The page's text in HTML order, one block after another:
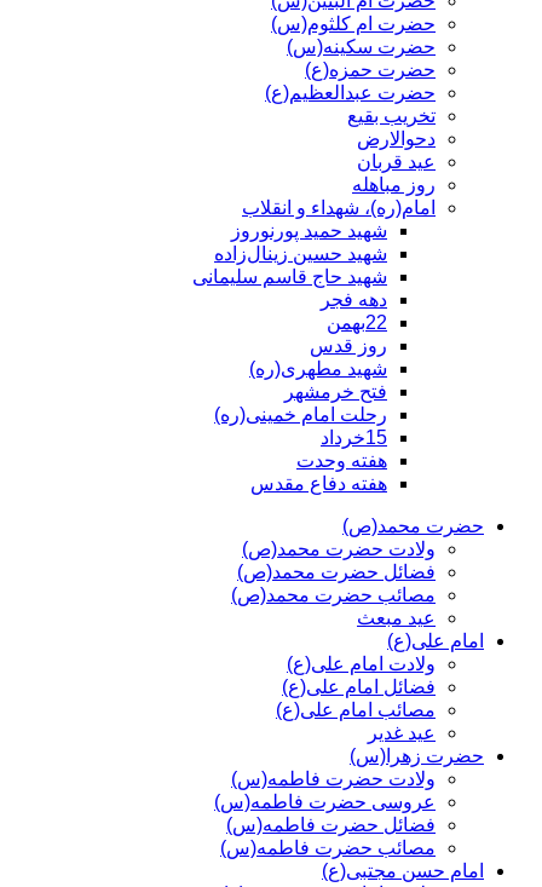
حضرت ام کلثوم(س)
حضرت سکینه(س)
حضرت حمزه(ع)
حضرت عبدالعظیم(ع)
تخریب بقیع
دحوالارض
عید قربان
روز مباهله
امام(ره)، شهداء و انقلاب
شهید حمید پورنوروز
شهید حسین زینال‌زاده
شهید حاج قاسم سلیمانی
دهه فجر
22بهمن
روز قدس
شهید مطهری(ره)
فتح خرمشهر
رحلت امام خمینی(ره)
15خرداد
هفته وحدت
هفته دفاع مقدس
حضرت محمد(ص)
ولادت حضرت محمد(ص)
فضائل حضرت محمد(ص)
مصائب حضرت محمد(ص)
عید مبعث
امام علی(ع)
ولادت امام علی(ع)
فضائل امام علی(ع)
مصائب امام علی(ع)
عید غدیر
حضرت زهرا(س)
ولادت حضرت فاطمه(س)
عروسی حضرت فاطمه(س)
فضائل حضرت فاطمه(س)
مصائب حضرت فاطمه(س)
امام حسن مجتبی(ع)